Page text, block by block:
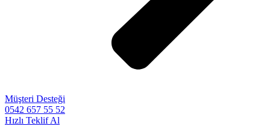
Müşteri Desteği
0542 657 55 52
Hızlı Teklif Al